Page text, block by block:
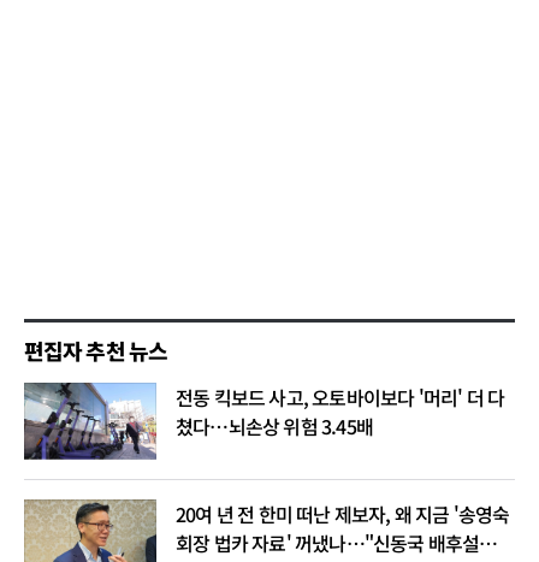
편집자 추천 뉴스
전동 킥보드 사고, 오토바이보다 '머리' 더 다
쳤다…뇌손상 위험 3.45배
20여 년 전 한미 떠난 제보자, 왜 지금 '송영숙
회장 법카 자료' 꺼냈나…"신동국 배후설은